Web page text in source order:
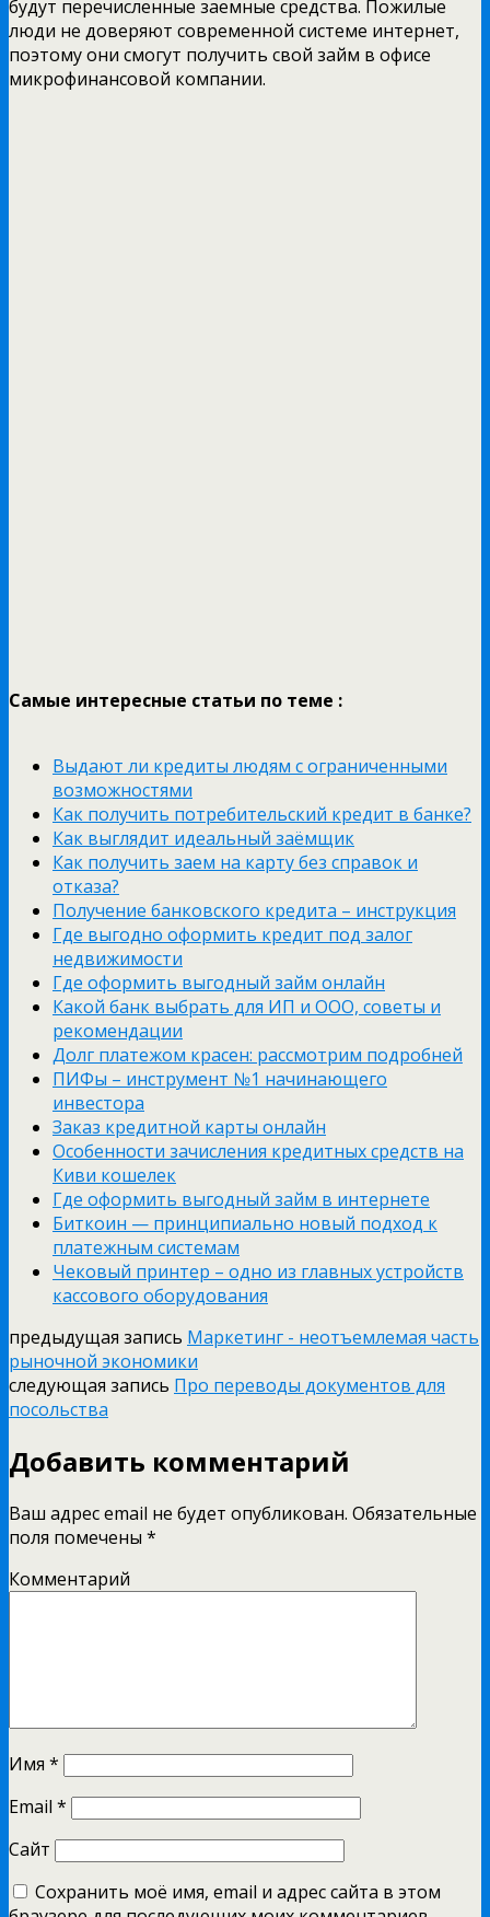
будут перечисленные заемные средства. Пожилые
люди не доверяют современной системе интернет,
поэтому они смогут получить свой займ в офисе
микрофинансовой компании.
Самые интересные статьи по теме :
Выдают ли кредиты людям с ограниченными
возможностями
Как получить потребительский кредит в банке?
Как выглядит идеальный заёмщик
Как получить заем на карту без справок и
отказа?
Получение банковского кредита – инструкция
Где выгодно оформить кредит под залог
недвижимости
Где оформить выгодный займ онлайн
Какой банк выбрать для ИП и ООО, советы и
рекомендации
Долг платежом красен: рассмотрим подробней
ПИФы – инструмент №1 начинающего
инвестора
Заказ кредитной карты онлайн
Особенности зачисления кредитных средств на
Киви кошелек
Где оформить выгодный займ в интернете
Биткоин — принципиально новый подход к
платежным системам
Чековый принтер – одно из главных устройств
кассового оборудования
предыдущая запись Маркетинг - неотъемлемая часть
рыночной экономики
следующая запись Про переводы документов для
посольства
Добавить комментарий
Ваш адрес email не будет опубликован. Обязательные
поля помечены *
Комментарий
Имя *
Email *
Сайт
Сохранить моё имя, email и адрес сайта в этом